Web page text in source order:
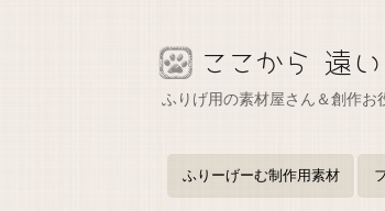
ふりげ用の素材屋さん＆創作お
ふりーげーむ制作用素材